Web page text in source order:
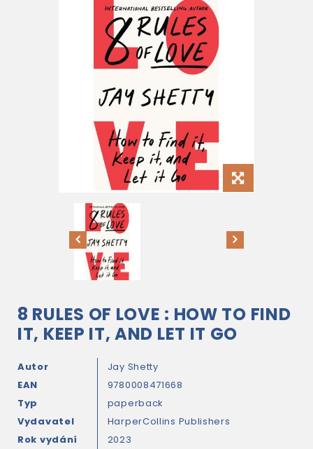
8 RULES OF LOVE : HOW TO FIND
IT, KEEP IT, AND LET IT GO
Autor
Jay Shetty
EAN
9780008471668
Typ
paperback
Vydavatel
HarperCollins Publishers
Rok vydání
2023